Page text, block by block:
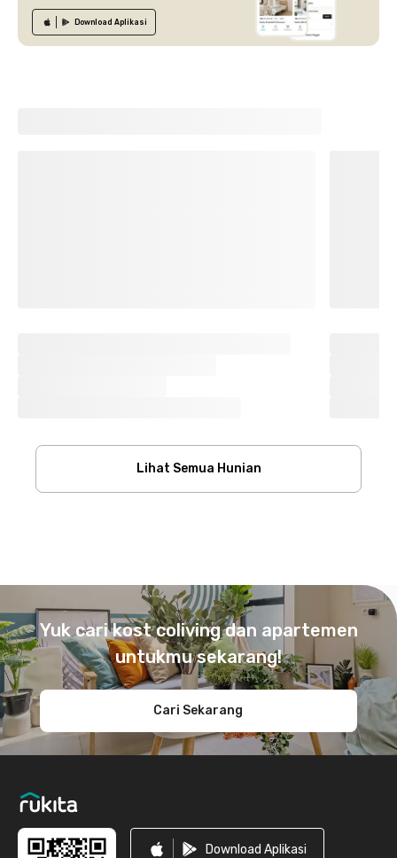
Download Aplikasi
Lihat Semua Hunian
Yuk cari kost coliving dan apartemen
untukmu sekarang!
Cari Sekarang
Download Aplikasi